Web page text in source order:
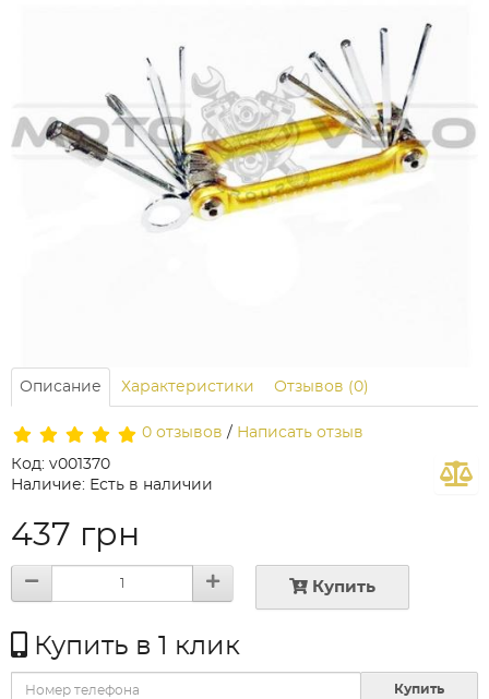
Описание Характеристики Отзывов (0)
0 отзывов / Написать отзыв
Код: v001370
Наличие: Есть в наличии
437 грн
Купить
Купить в 1 клик
Купить